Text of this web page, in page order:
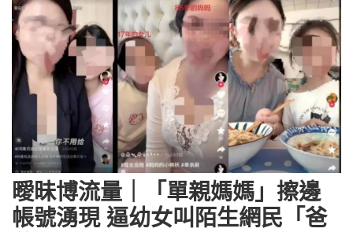
曖昧博流量｜「單親媽媽」擦邊
帳號湧現 逼幼女叫陌生網民「爸